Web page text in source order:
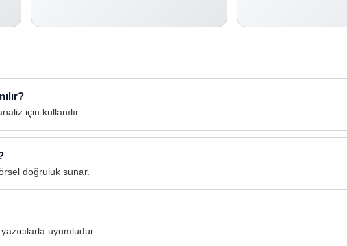
için kullanılır.
doğruluk sunar.
uyumludur.